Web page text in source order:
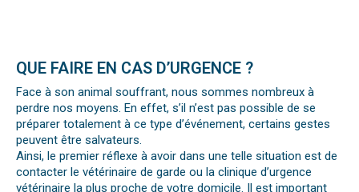
QUE FAIRE EN CAS D’URGENCE ?
Face à son animal souffrant, nous sommes nombreux à
perdre nos moyens. En effet, s’il n’est pas possible de se
préparer totalement à ce type d’événement, certains gestes
peuvent être salvateurs.
Ainsi, le premier réflexe à avoir dans une telle situation est de
contacter le vétérinaire de garde ou la clinique d’urgence
vétérinaire la plus proche de votre domicile. Il est important